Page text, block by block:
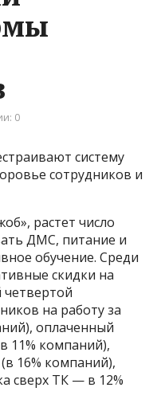
0
систему
сотрудников и
растет число
ДМС, питание и
обучение. Среди
скидки на
четвертой
на работу за
оплаченный
11% компаний),
16% компаний),
сверх ТК — в 12%